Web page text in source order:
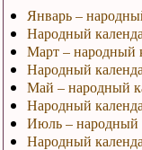
Январь –
Народный
Март – народный
Народный
Май – народный
Народный
Июль – народный
Народный